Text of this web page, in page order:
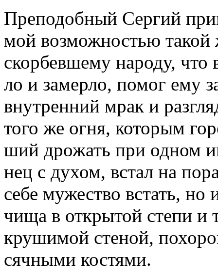
Пре­по­доб­ный Сер­гий
мой воз­мож­но­стью та­кой
скор­бев­ше­му на­ро­ду,
ло и за­мер­ло, по­мог ему
внут­рен­ний мрак и
то­го же ог­ня, ко­то­рым
ший дро­жать при од­ном
нец с ду­хом, встал на
се­бе му­же­ство встать,
чи­ща в от­кры­той сте­пи и
кру­ши­мой сте­ной,
сяч­ны­ми ко­стя­ми.